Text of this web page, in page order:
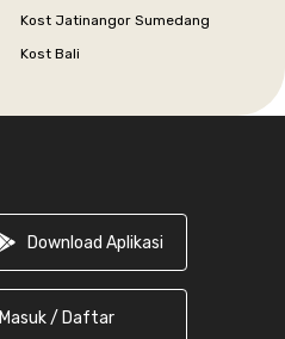
Kost Jatinangor Sumedang
Kost Bali
Download Aplikasi
Masuk / Daftar